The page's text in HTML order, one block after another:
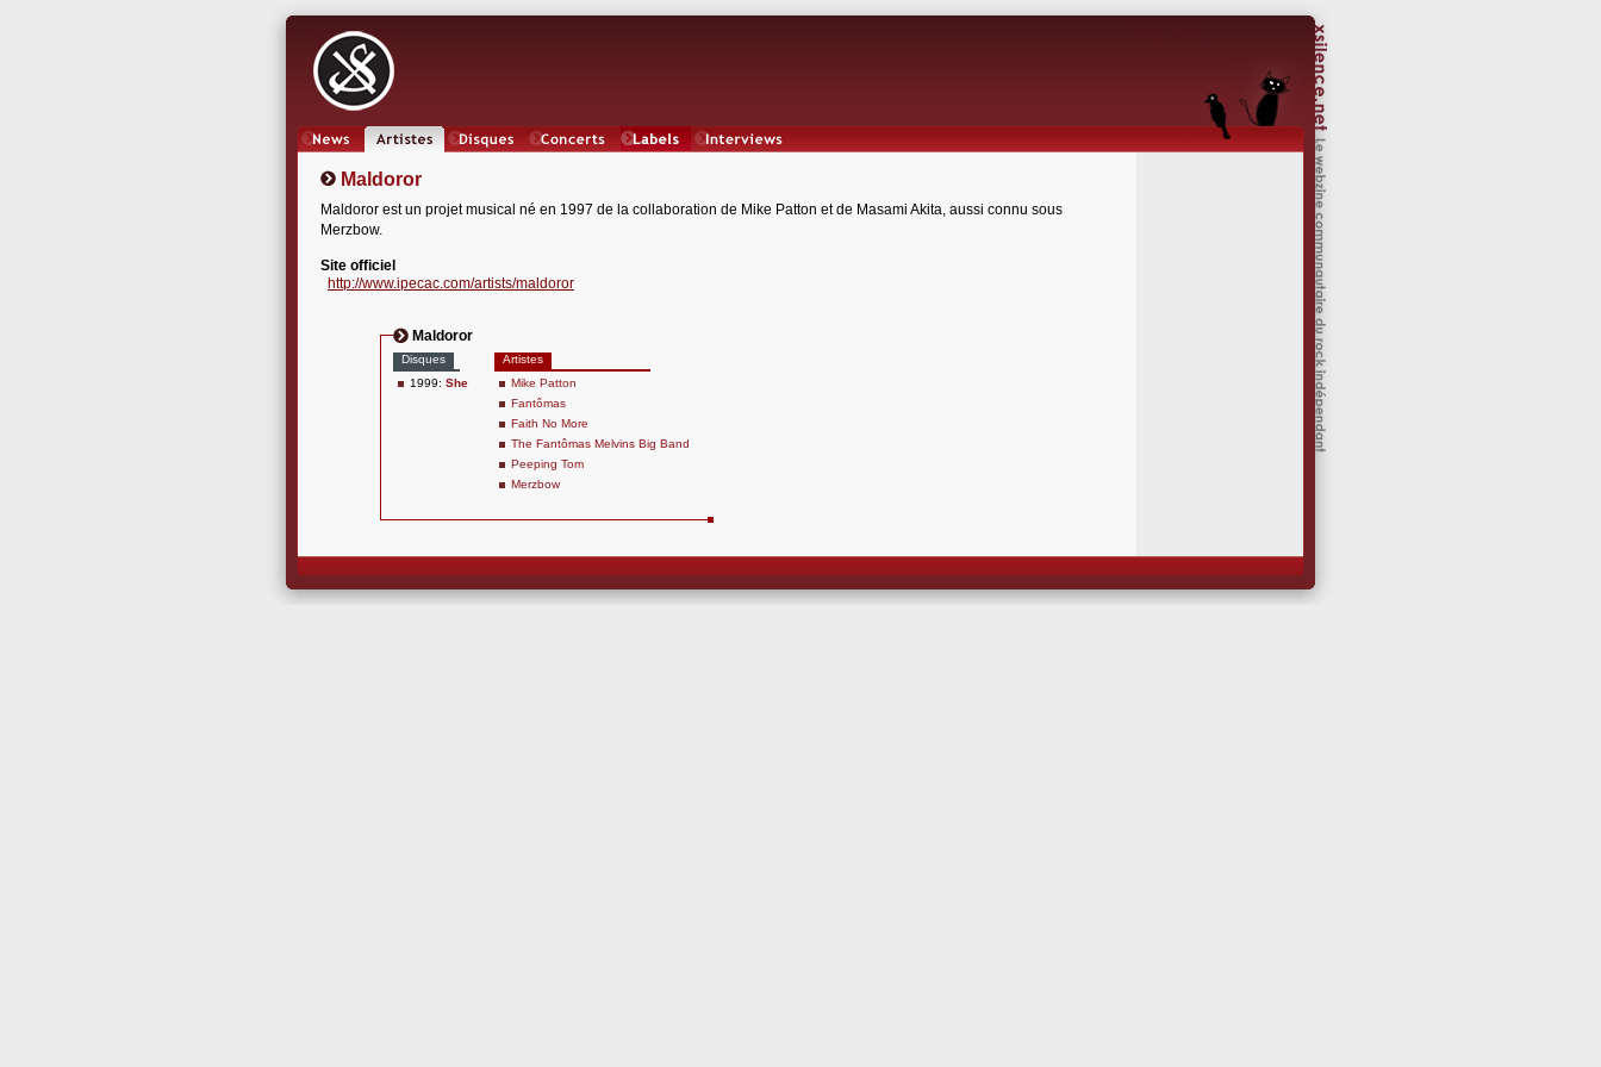
Maldoror
Maldoror est un projet musical né en 1997 de la collaboration de Mike Patton et de Masami Akita, aussi connu sous
Merzbow.
Site officiel
http://www.ipecac.com/artists/maldoror
Maldoror
Disques
1999: She
Artistes
Mike Patton
Fantômas
Faith No More
The Fantômas Melvins Big Band
Peeping Tom
Merzbow